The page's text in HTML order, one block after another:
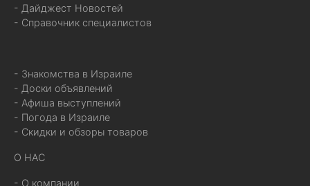
- Дайджест Новостей
- Справочник специалистов
- Знакомства в Израиле
- Доски объявлений
- Афиша выступлений
- Погода в Израиле
- Скидки и обзоры товаров
О НАС
- О компании